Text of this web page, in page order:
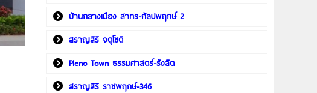
บ้านกลางเมือง สาทร-กัลปพฤกษ์ 2
สราญสิริ จตุโชติ
Pleno Town ธรรมศาสตร์-รังสิต
สราญสิริ ราชพฤกษ์-346